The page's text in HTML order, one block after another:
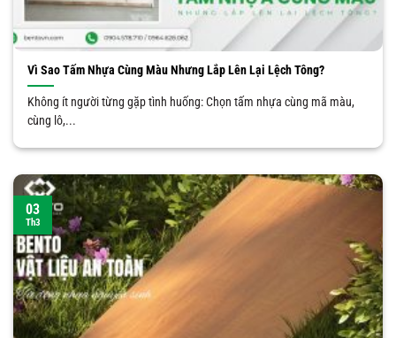
Vì Sao Tấm Nhựa Cùng Màu Nhưng Lắp Lên Lại Lệch Tông?
Không ít người từng gặp tình huống: Chọn tấm nhựa cùng mã màu,
cùng lô,...
03
Th3